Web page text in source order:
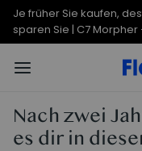
Je früher Sie kaufen,
sparen Sie | C7 Morpher
Rabatt
Nach zwei
es dir in